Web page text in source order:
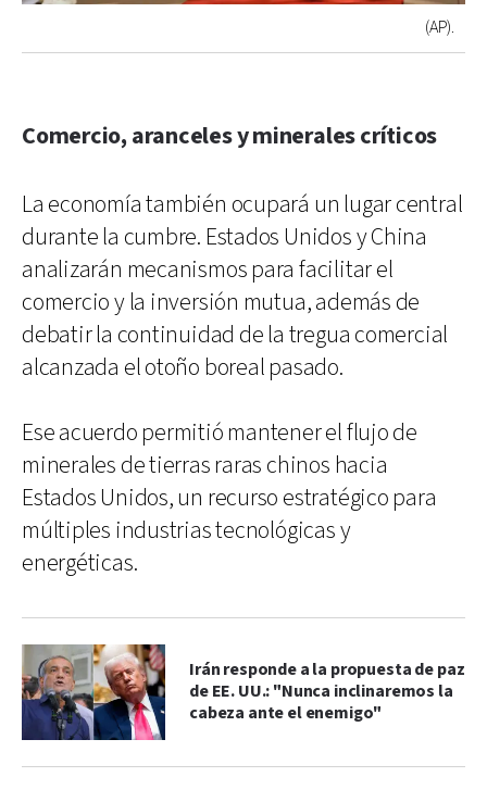
(AP).
Comercio, aranceles y minerales críticos
La economía también ocupará un lugar central
durante la cumbre. Estados Unidos y China
analizarán mecanismos para facilitar el
comercio y la inversión mutua, además de
debatir la continuidad de la tregua comercial
alcanzada el otoño boreal pasado.
Ese acuerdo permitió mantener el flujo de
minerales de tierras raras chinos hacia
Estados Unidos, un recurso estratégico para
múltiples industrias tecnológicas y
energéticas.
Irán responde a la propuesta de paz
de EE. UU.: "Nunca inclinaremos la
cabeza ante el enemigo"